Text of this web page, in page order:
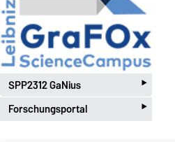
Forschungsportal ‣
SPP2312 GaNius ‣